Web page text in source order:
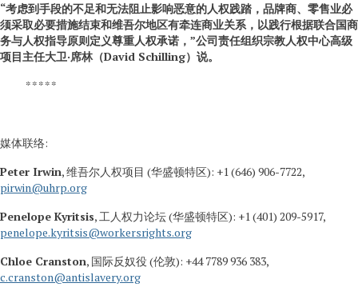
“考虑到手段的不足和无法阻止影响恶意的人权践踏，品牌商、零售业必
须采取必要措施结束和维吾尔地区有牵连商业关系，以践行根据联合国商
务与人权指导原则定义尊重人权承诺，”公司责任组织宗教人权中心高级
项目主任大卫·席林（David Schilling）说。
* * * * *
媒体联络:
Peter Irwin, 维吾尔人权项目 (华盛顿特区): +1 (646) 906-7722,
pirwin@uhrp.org
Penelope Kyritsis, 工人权力论坛 (华盛顿特区): +1 (401) 209-5917,
penelope.kyritsis@workersrights.org
Chloe Cranston, 国际反奴役 (伦敦): +44 7789 936 383,
c.cranston@antislavery.org